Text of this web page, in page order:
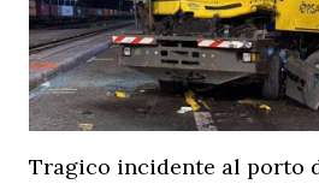
Tragico incidente al porto